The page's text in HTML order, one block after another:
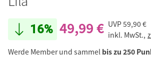
16% 49,99 € UVP59,90 €
inkl. MwSt.,
Werde Member und sammel bis zu 250